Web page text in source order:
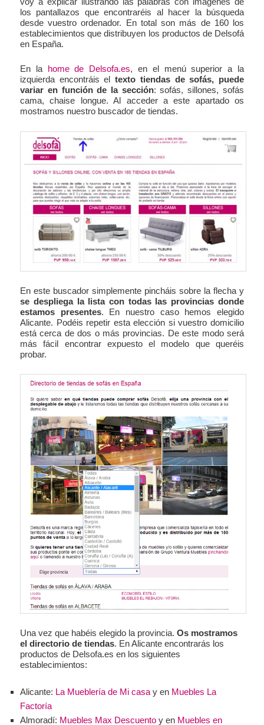
los pantallazos que encontraréis al hacer la búsqueda
desde vuestro ordenador. En total son más de 160 los
establecimientos que distribuyen los productos de Delsofá
en España.
En la home de Delsofa.es, en el menú superior a la
izquierda encontráis eltexto tiendas de sofás, puede
variar en función de la sección: sofás, sillones, sofás
cama, chaise longue. Al acceder a este apartado os
mostramos nuestro buscador de tiendas.
En este buscador simplemente pincháis sobre la flecha y
se despliega la lista con todas las provincias donde
estamos presentes. En nuestro caso hemos elegido
Alicante. Podéis repetir esta elección si vuestro domicilio
está cerca de dos o más provincias. De este modo será
más fácil encontrar expuesto el modelo que queréis
probar.
Una vez que habéis elegido la provincia.Os mostramos
el directorio de tiendas. En Alicante encontrarás los
productos de Delsofa.es en los siguientes
establecimientos:
Alicante: La Mueblería de Mi casa y en Muebles La
Factoría
Almoradí: Muebles Max Descuento y en Muebles en